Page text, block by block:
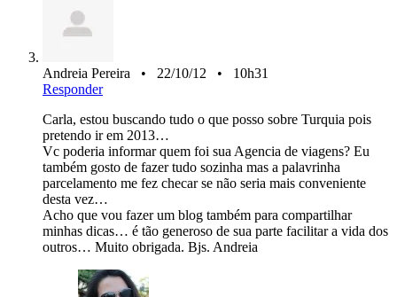
Andreia Pereira • 22/10/12 • 10h31
Responder
Carla, estou buscando tudo o que posso sobre Turquia pois
pretendo ir em 2013…
Vc poderia informar quem foi sua Agencia de viagens? Eu
também gosto de fazer tudo sozinha mas a palavrinha
parcelamento me fez checar se não seria mais conveniente
desta vez…
Acho que vou fazer um blog também para compartilhar
minhas dicas… é tão generoso de sua parte facilitar a vida dos
outros… Muito obrigada. Bjs. Andreia